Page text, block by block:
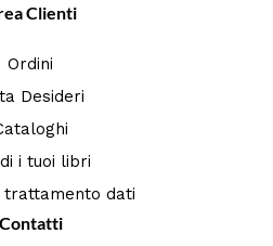
Clienti
Ordini
Desideri
i tuoi libri
trattamento dati
Contatti